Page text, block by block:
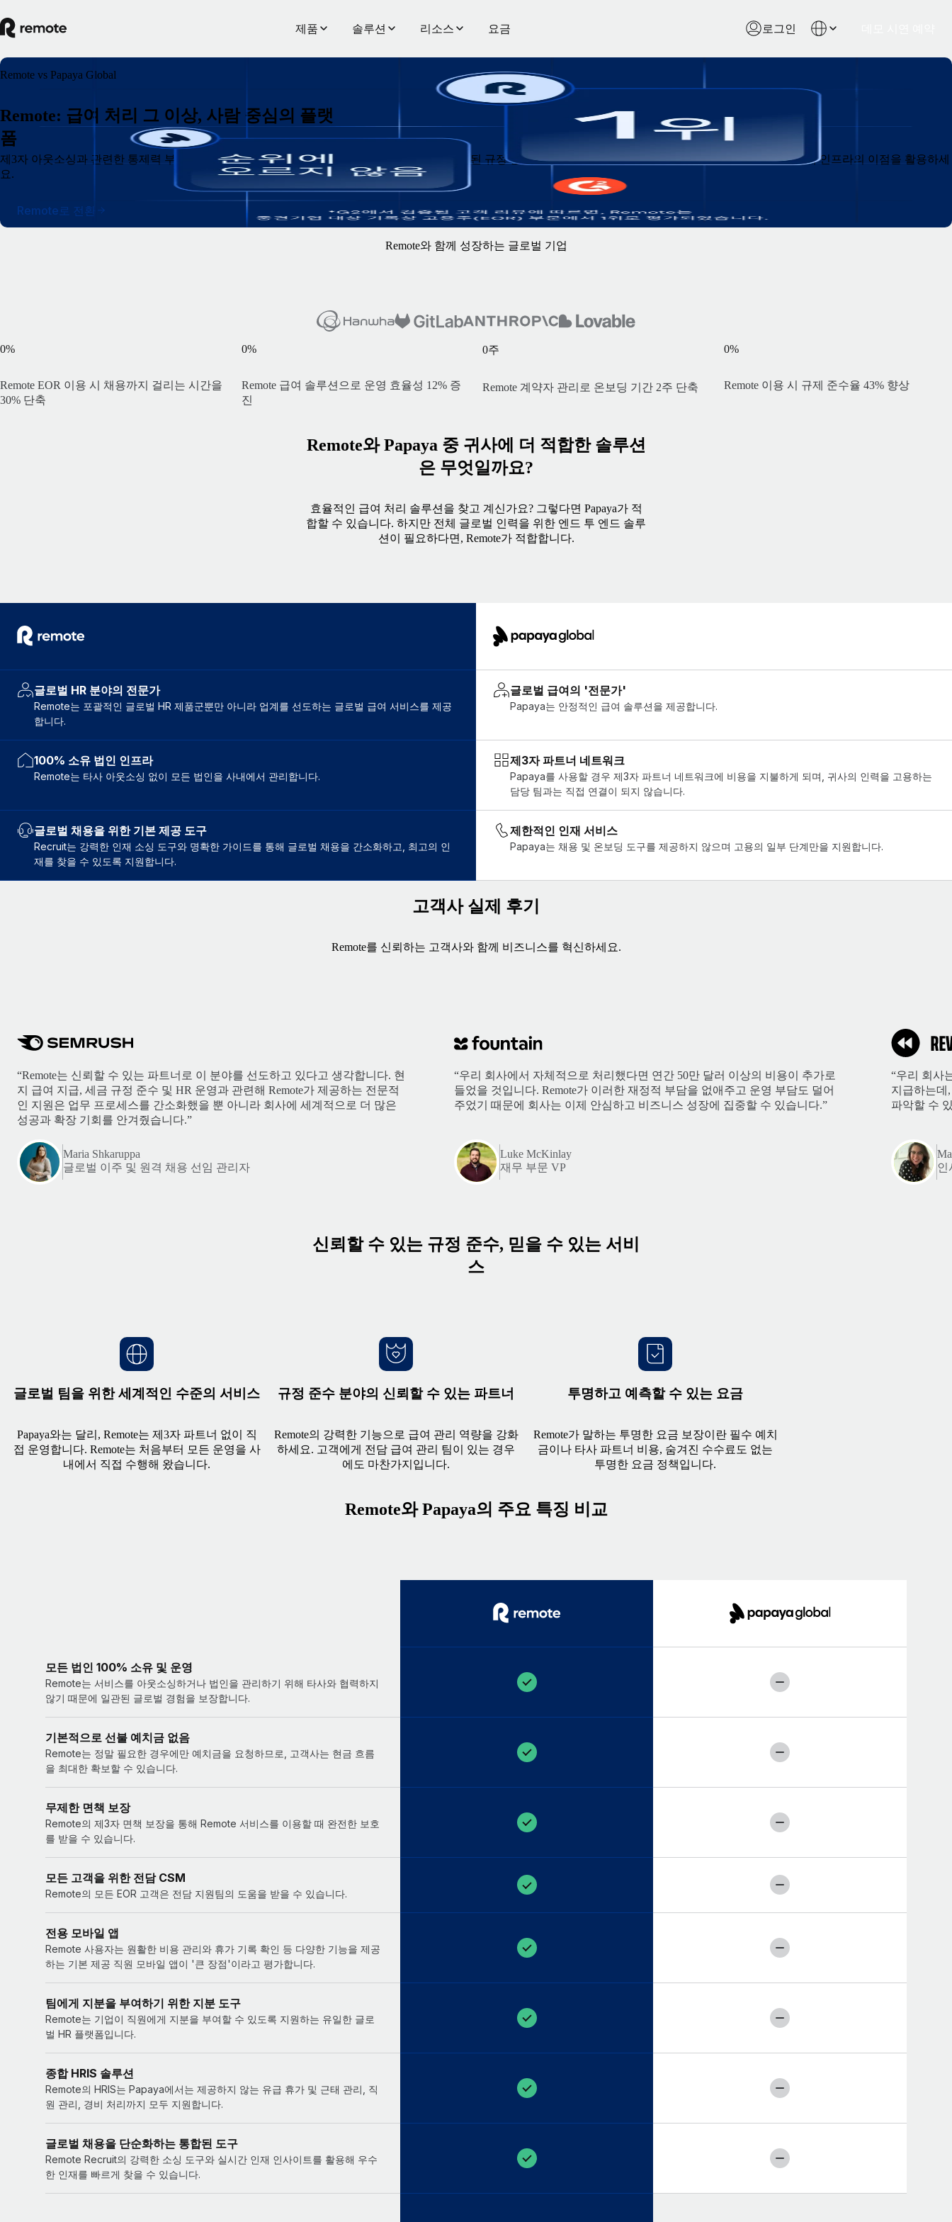
제품 솔루션 리소스 요금 로그인
Remote vs Papaya Global
Remote: 급여 처리 그 이상, 사람 중심의 플랫
폼
제3자 아웃소싱과 관련한 통제력 부족이나 숨겨진 비용이 우려된다면,
하여 일관된 규정 준수, 전담 지원, 선불 예치금 없는 요금을 보장하는 100% 사내 인프라의 이점을 활용하세
요.
Remote로 전환
Remote와 함께 성장하는 글로벌 기업
0%
Remote EOR 이용 시 채용까지 걸리는 시간을
30% 단축
0%
Remote 급여 솔루션으로 운영 효율성 12% 증
진
0주
Remote 계약자 관리로 온보딩 기간 2주 단축
0%
Remote 이용 시 규제 준수율 43% 향상
Remote와 Papaya 중 귀사에 더 적합한 솔루션
은 무엇일까요?
효율적인 급여 처리 솔루션을 찾고 계신가요? 그렇다면 Papaya가 적
합할 수 있습니다. 하지만 전체 글로벌 인력을 위한 엔드 투 엔드 솔루
션이 필요하다면, Remote가 적합합니다.
글로벌 HR 분야의 전문가
Remote는 포괄적인 글로벌 HR 제품군뿐만 아니라 업계를 선도하는 글로벌 급여 서비스를 제공
합니다.
글로벌 급여의 '전문가'
Papaya는 안정적인 급여 솔루션을 제공합니다.
100% 소유 법인 인프라
Remote는 타사 아웃소싱 없이 모든 법인을 사내에서 관리합니다.
제3자 파트너 네트워크
Papaya를 사용할 경우 제3자 파트너 네트워크에 비용을 지불하게 되며, 귀사의 인력을 고용하는
담당 팀과는 직접 연결이 되지 않습니다.
글로벌 채용을 위한 기본 제공 도구
Recruit는 강력한 인재 소싱 도구와 명확한 가이드를 통해 글로벌 채용을 간소화하고, 최고의 인
재를 찾을 수 있도록 지원합니다.
제한적인 인재 서비스
Papaya는 채용 및 온보딩 도구를 제공하지 않으며 고용의 일부 단계만을 지원합니다.
고객사 실제 후기
Remote를 신뢰하는 고객사와 함께 비즈니스를 혁신하세요.
“Remote는 신뢰할 수 있는 파트너로 이 분야를 선도하고 있다고 생각합니다. 현
지 급여 지급, 세금 규정 준수 및 HR 운영과 관련해 Remote가 제공하는 전문적
인 지원은 업무 프로세스를 간소화했을 뿐 아니라 회사에 세계적으로 더 많은
성공과 확장 기회를 안겨줬습니다.”
Maria Shkaruppa
글로벌 이주 및 원격 채용 선임 관리자
“우리 회사에서 자체적으로 처리했다면 연간 50만 달러 이상의 비용이 추가로
들었을 것입니다. Remote가 이러한 재정적 부담을 없애주고 운영 부담도 덜어
주었기 때문에 회사는 이제 안심하고 비즈니스 성장에 집중할 수 있습니다.”
Luke McKinlay
재무 부문 VP
“우리 회사
지급하는데
파악할 수
인
신뢰할 수 있는 규정 준수, 믿을 수 있는 서비
스
글로벌 팀을 위한 세계적인 수준의 서비스
Papaya와는 달리, Remote는 제3자 파트너 없이 직
접 운영합니다. Remote는 처음부터 모든 운영을 사
내에서 직접 수행해 왔습니다.
규정 준수 분야의 신뢰할 수 있는 파트너
Remote의 강력한 기능으로 급여 관리 역량을 강화
하세요. 고객에게 전담 급여 관리 팀이 있는 경우
에도 마찬가지입니다.
투명하고 예측할 수 있는 요금
Remote가 말하는 투명한 요금 보장이란 필수 예치
금이나 타사 파트너 비용, 숨겨진 수수료도 없는
투명한 요금 정책입니다.
Remote와 Papaya의 주요 특징 비교
모든 법인 100% 소유 및 운영
Remote는 서비스를 아웃소싱하거나 법인을 관리하기 위해 타사와 협력하지
않기 때문에 일관된 글로벌 경험을 보장합니다.
기본적으로 선불 예치금 없음
Remote는 정말 필요한 경우에만 예치금을 요청하므로, 고객사는 현금 흐름
을 최대한 확보할 수 있습니다.
무제한 면책 보장
Remote의 제3자 면책 보장을 통해 Remote 서비스를 이용할 때 완전한 보호
를 받을 수 있습니다.
모든 고객을 위한 전담 CSM
Remote의 모든 EOR 고객은 전담 지원팀의 도움을 받을 수 있습니다.
전용 모바일 앱
Remote 사용자는 원활한 비용 관리와 휴가 기록 확인 등 다양한 기능을 제공
하는 기본 제공 직원 모바일 앱이 '큰 장점'이라고 평가합니다.
팀에게 지분을 부여하기 위한 지분 도구
Remote는 기업이 직원에게 지분을 부여할 수 있도록 지원하는 유일한 글로
벌 HR 플랫폼입니다.
종합 HRIS 솔루션
Remote의 HRIS는 Papaya에서는 제공하지 않는 유급 휴가 및 근태 관리, 직
원 관리, 경비 처리까지 모두 지원합니다.
글로벌 채용을 단순화하는 통합된 도구
Remote Recruit의 강력한 소싱 도구와 실시간 인재 인사이트를 활용해 우수
한 인재를 빠르게 찾을 수 있습니다.